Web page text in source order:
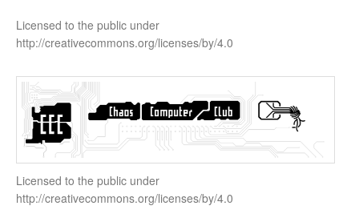
Licensed to the public under
http://creativecommons.org/licenses/by/4.0
Licensed to the public under
http://creativecommons.org/licenses/by/4.0